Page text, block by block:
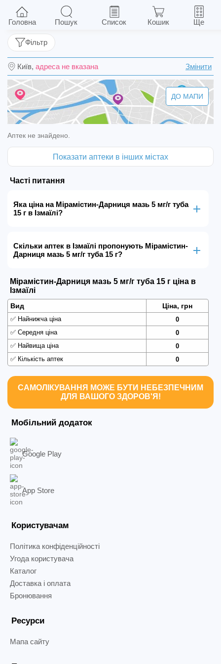
Мірамістин-Дарниця мазь 5 мг/г туба 15 г
Київ, адреса не вказана Змінити
Фільтр
ДО МАПИ
Аптек не знайдено.
Показати аптеки в інших містах
Часті питання
Яка ціна на Мірамістин-Дарниця мазь 5 мг/г туба
15 г в Ізмаїлі?
Скільки аптек в Ізмаїлі пропонують Мірамістин-
Дарниця мазь 5 мг/г туба 15 г?
Мірамістин-Дарниця мазь 5 мг/г туба 15 г ціна в
Ізмаїлі
Вид Ціна, грн
✅ Найнижча ціна
0
✅ Середня ціна
0
✅ Найвища ціна
0
✅ Кількість аптек 0
САМОЛІКУВАННЯ МОЖЕ БУТИ НЕБЕЗПЕЧНИМ
ДЛЯ ВАШОГО ЗДОРОВ'Я!
Мобільний додаток
Google Play
App Store
Користувачам
Політика конфіденційності
Угода користувача
Каталог
Доставка і оплата
Бронювання
Ресурси
Мапа сайту
Головна Пошук Список Кошик Ще